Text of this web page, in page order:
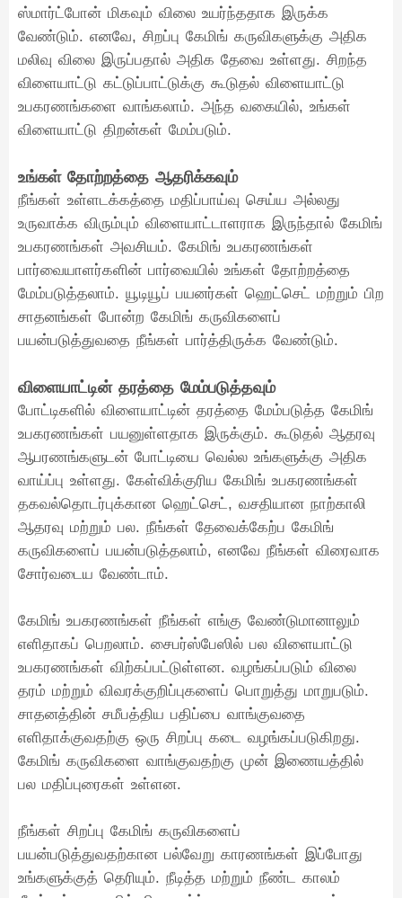
ஸ்மார்ட்போன் மிகவும் விலை உயர்ந்ததாக இருக்க
வேண்டும். எனவே, சிறப்பு கேமிங் கருவிகளுக்கு அதிக
மலிவு விலை இருப்பதால் அதிக தேவை உள்ளது. சிறந்த
விளையாட்டு கட்டுப்பாட்டுக்கு கூடுதல் விளையாட்டு
உபகரணங்களை வாங்கலாம். அந்த வகையில், உங்கள்
விளையாட்டு திறன்கள் மேம்படும்.
உங்கள் தோற்றத்தை ஆதரிக்கவும்
நீங்கள் உள்ளடக்கத்தை மதிப்பாய்வு செய்ய அல்லது
உருவாக்க விரும்பும் விளையாட்டாளராக இருந்தால் கேமிங்
உபகரணங்கள் அவசியம். கேமிங் உபகரணங்கள்
பார்வையாளர்களின் பார்வையில் உங்கள் தோற்றத்தை
மேம்படுத்தலாம். யூடியூப் பயனர்கள் ஹெட்செட் மற்றும் பிற
சாதனங்கள் போன்ற கேமிங் கருவிகளைப்
பயன்படுத்துவதை நீங்கள் பார்த்திருக்க வேண்டும்.
விளையாட்டின் தரத்தை மேம்படுத்தவும்
போட்டிகளில் விளையாட்டின் தரத்தை மேம்படுத்த கேமிங்
உபகரணங்கள் பயனுள்ளதாக இருக்கும். கூடுதல் ஆதரவு
ஆபரணங்களுடன் போட்டியை வெல்ல உங்களுக்கு அதிக
வாய்ப்பு உள்ளது. கேள்விக்குரிய கேமிங் உபகரணங்கள்
தகவல்தொடர்புக்கான ஹெட்செட், வசதியான நாற்காலி
ஆதரவு மற்றும் பல. நீங்கள் தேவைக்கேற்ப கேமிங்
கருவிகளைப் பயன்படுத்தலாம், எனவே நீங்கள் விரைவாக
சோர்வடைய வேண்டாம்.
கேமிங் உபகரணங்கள் நீங்கள் எங்கு வேண்டுமானாலும்
எளிதாகப் பெறலாம். சைபர்ஸ்பேஸில் பல விளையாட்டு
உபகரணங்கள் விற்கப்பட்டுள்ளன. வழங்கப்படும் விலை
தரம் மற்றும் விவரக்குறிப்புகளைப் பொறுத்து மாறுபடும்.
சாதனத்தின் சமீபத்திய பதிப்பை வாங்குவதை
எளிதாக்குவதற்கு ஒரு சிறப்பு கடை வழங்கப்படுகிறது.
கேமிங் கருவிகளை வாங்குவதற்கு முன் இணையத்தில்
பல மதிப்புரைகள் உள்ளன.
நீங்கள் சிறப்பு கேமிங் கருவிகளைப்
பயன்படுத்துவதற்கான பல்வேறு காரணங்கள் இப்போது
உங்களுக்குத் தெரியும். நீடித்த மற்றும் நீண்ட காலம்